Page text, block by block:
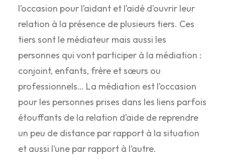
l’occasion pour l’aidant et l’aidé d’ouvrir leur
relation à la présence de plusieurs tiers. Ces
tiers sont le médiateur mais aussi les
personnes qui vont participer à la médiation :
conjoint, enfants, frère et sœurs ou
professionnels… La médiation est l’occasion
pour les personnes prises dans les liens parfois
étouffants de la relation d’aide de reprendre
un peu de distance par rapport à la situation
et aussi l’une par rapport à l’autre.